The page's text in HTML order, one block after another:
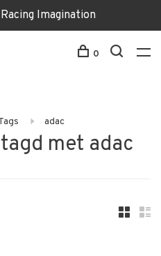
Imagination
0
adac
met adac